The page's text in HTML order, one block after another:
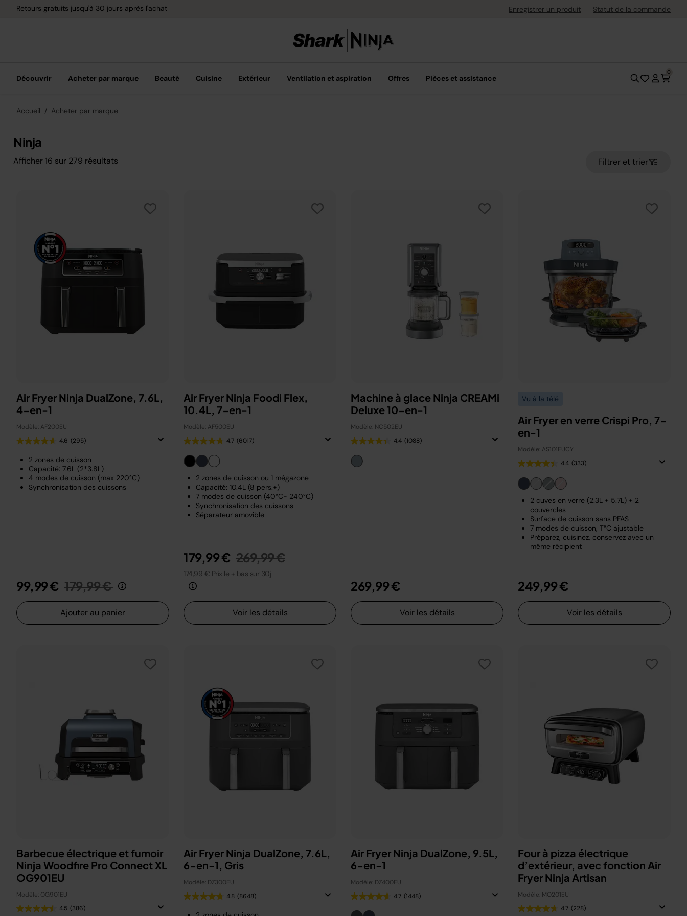
Retours gratuits jusqu'à 30 jours après l'achat Options de paiement flexible avec KlarnaEnregistrer un produit Statut de la commande
Découvrir Acheter par marque Beauté Cuisine Extérieur Ventilation et aspiration Offres Pièces et assistance
0
Accueil Acheter par marque
Ninja
Afficher 16 sur 279 résultats Filtrer et trier
Air Fryer Ninja DualZone, 7.6L,
4-en-1
Modèle: AF200EU
4.6 (295)
2 zones de cuisson
Capacité: 7.6L (2*3.8L)
4 modes de cuisson (max 220°C)
Synchronisation des cuissons
99,99 € Prix réduit de
179,99 €au
Ajouter au panier
Air Fryer Ninja Foodi Flex,
10.4L, 7-en-1
Modèle: AF500EU
4.7 (6017)
2 zones de cuisson ou 1 mégazone
Capacité: 10.4L (8 pers.+)
7 modes de cuisson (40°C- 240°C)
Synchronisation des cuissons
Séparateur amovible
179,99 € Prix réduit de
269,99 €au
174,99 €Prix le + bas sur 30j
Voir les détails
Machine à glace Ninja CREAMi
Deluxe 10-en-1
Modèle: NC502EU
4.4 (1088)
269,99 €
Voir les détails
Vu à la télé
Air Fryer en verre Crispi Pro, 7-
en-1
Modèle: AS101EUCY
4.4 (333)
2 cuves en verre (2.3L + 5.7L) + 2
couvercles
Surface de cuisson sans PFAS
7 modes de cuisson, T°C ajustable
Préparez, cuisinez, conservez avec un
même récipient
249,99 €
Voir les détails
Barbecue électrique et fumoir
Ninja Woodfire Pro Connect XL
OG901EU
Modèle: OG901EU
4.5 (386)
Air Fryer Ninja DualZone, 7.6L,
6-en-1, Gris
Modèle: DZ300EU
4.8 (8648)
Air Fryer Ninja DualZone, 9.5L,
6-en-1
Modèle: DZ400EU
4.7 (1448)
Four à pizza électrique
d’extérieur, avec fonction Air
Fryer Ninja Artisan
Modèle: MO201EU
4.7 (228)